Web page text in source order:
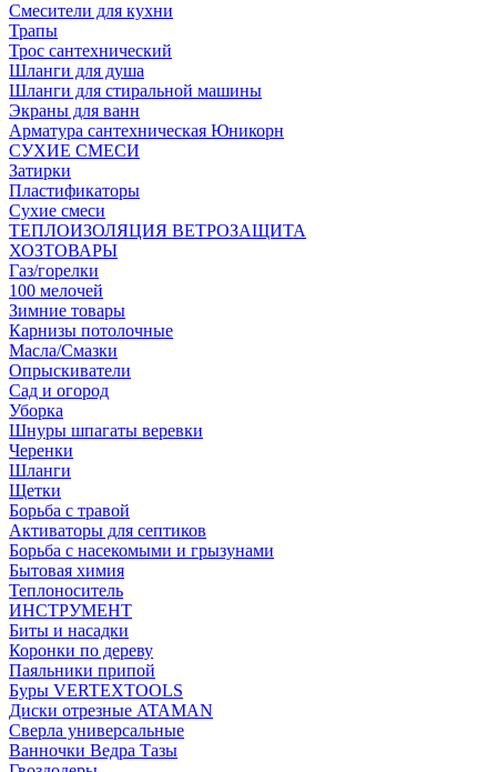
Смесители для кухни
Трапы
Трос сантехнический
Шланги для душа
Шланги для стиральной машины
Экраны для ванн
Арматура сантехническая Юникорн
СУХИЕ СМЕСИ
Затирки
Пластификаторы
Сухие смеси
ТЕПЛОИЗОЛЯЦИЯ ВЕТРОЗАЩИТА
ХОЗТОВАРЫ
Газ/горелки
100 мелочей
Зимние товары
Карнизы потолочные
Масла/Смазки
Опрыскиватели
Сад и огород
Уборка
Шнуры шпагаты веревки
Черенки
Шланги
Щетки
Борьба с травой
Активаторы для септиков
Борьба с насекомыми и грызунами
Бытовая химия
Теплоноситель
ИНСТРУМЕНТ
Биты и насадки
Коронки по дереву
Паяльники припой
Буры VERTEXTOOLS
Диски отрезные ATAMAN
Сверла универсальные
Ванночки Ведра Тазы